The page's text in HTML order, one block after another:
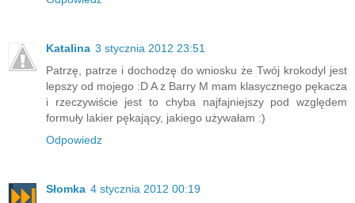
Katalina 3 stycznia 2012 23:51
Patrzę, patrze i dochodzę do wniosku że Twój krokodyl jest
lepszy od mojego :D A z Barry M mam klasycznego pękacza
i rzeczywiście jest to chyba najfajniejszy pod względem
formuły lakier pękający, jakiego używałam :)
Odpowiedz
Słomka 4 stycznia 2012 00:19